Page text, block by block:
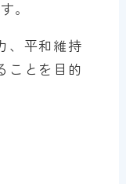
。
、平和維持
ことを目的